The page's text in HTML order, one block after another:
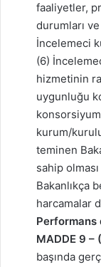
faaliyetler,
durumları
İncelemeci
(6)
hizmetinin
uygunluğu
kurum/
teminen
sahip
Bakanlıkça
harcamalar
Performans
MADDE 9 – (
başında